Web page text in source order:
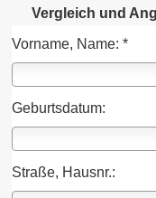
Vergleich und
Vorname, Name: *
Geburts­datum:
Straße, Hausnr.: